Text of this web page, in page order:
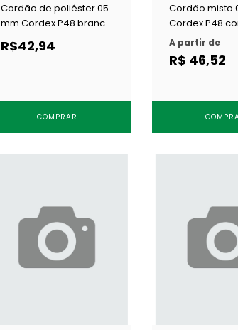
Cordão de poliéster 05
mm Cordex P48 branco
c/ 50 m
R$42,94
COMPRAR
Cordão misto
Cordex P48
m
A partir de
R$ 46,52